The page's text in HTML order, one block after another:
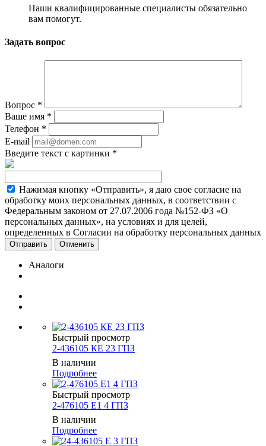
Наши квалифицированные специалисты обязательно
вам помогут.
Задать вопрос
Вопрос *
Ваше имя *
Телефон *
E-mail
Введите текст с картинки *
Нажимая кнопку «Отправить», я даю свое согласие на
обработку моих персональных данных, в соответствии с
Федеральным законом от 27.07.2006 года №152-ФЗ «О
персональных данных», на условиях и для целей,
определенных в Согласии на обработку персональных данных
Отменить
Аналоги
Быстрый просмотр
2-436105 КЕ 23 ГПЗ
В наличии
Подробнее
Быстрый просмотр
2-476105 Е1 4 ГПЗ
В наличии
Подробнее